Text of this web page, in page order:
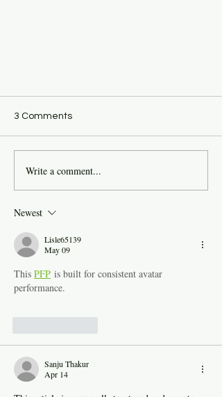
แดดปกป้องสัตว์
3 Comments
Write a comment...
Newest
Lisle65139
May 09
This PFP is built for consistent avatar
performance.
Sanju Thakur
Apr 14